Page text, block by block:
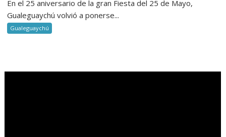
En el 25 aniversario de la gran Fiesta del 25 de Mayo,
Gualeguaychú volvió a ponerse...
Gualeguaychú